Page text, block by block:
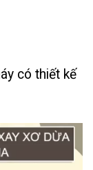
có thiết kế